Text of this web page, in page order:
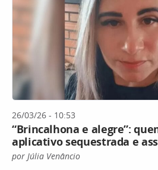
26/03/26 - 10:53
“Brincalhona e alegre”:
aplicativo sequestrada e
por Júlia Venâncio